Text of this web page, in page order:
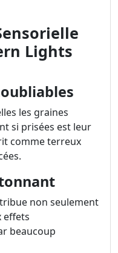
Lights
les graines
si prisées est leur
comme terreux
non seulement
effets
beaucoup